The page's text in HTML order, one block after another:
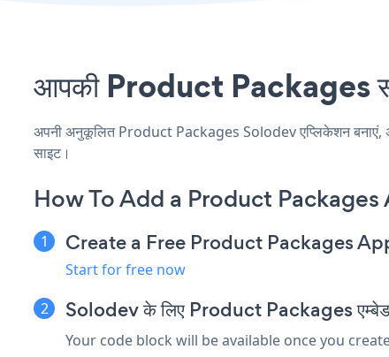
आपकी Product Packages
अपनी अनुकूलित Product Packages Solodev एप्लिकेशन बनाएं,
साइट।
How To Add a Product
Create a Free Product Packages
Start for free now
Solodev के लिए Product Packages एम्बेड
Your code block will be available once you